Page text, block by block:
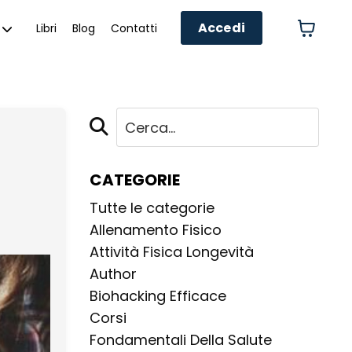
Libri Blog Contatti Accedi
CATEGORIE
Tutte le categorie
Allenamento Fisico
Attività Fisica Longevità
Author
Biohacking Efficace
Corsi
Fondamentali Della Salute